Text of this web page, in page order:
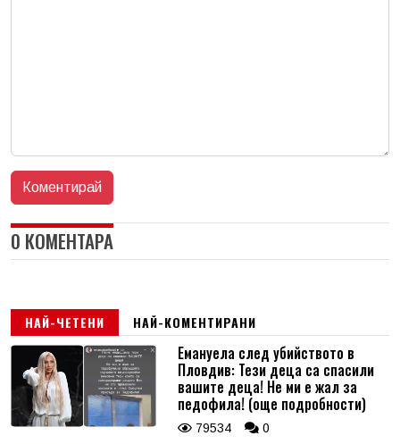
0 КОМЕНТАРА
НАЙ-ЧЕТЕНИ НАЙ-КОМЕНТИРАНИ
Емануела след убийството в
Пловдив: Тези деца са спасили
вашите деца! Не ми е жал за
педофила! (още подробности)
79534 0